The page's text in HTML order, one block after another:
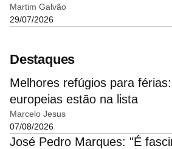
Martim Galvão
29/07/2026
Destaques
Melhores refúgios para
europeias estão na lista
Marcelo Jesus
07/08/2026
José Pedro Marques: "É